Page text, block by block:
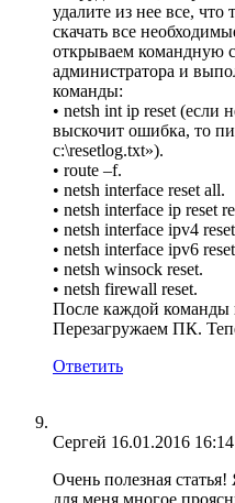
удалите из нее все, что
скачать все
открываем командную
администратора и
команды:
• netsh int ip reset (если
выскочит ошибка, то
c:\resetlog.txt»).
• route –f.
• netsh interface reset all.
• netsh interface ip reset
• netsh interface ipv4
• netsh interface ipv6
• netsh winsock reset.
• netsh firewall reset.
После каждой команды
Перезагружаем ПК.
Ответить
Сергей 16.01.2016 16:14
Очень полезная
для меня многое